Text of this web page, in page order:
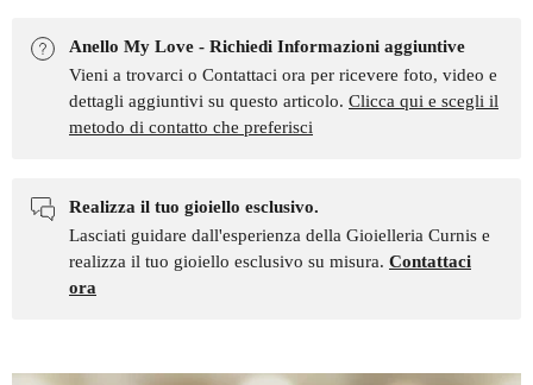
Anello My Love - Richiedi Informazioni aggiuntive
Vieni a trovarci o Contattaci ora per ricevere foto, video e
dettagli aggiuntivi su questo articolo. Clicca qui e scegli il
metodo di contatto che preferisci
Realizza il tuo gioiello esclusivo.
Lasciati guidare dall'esperienza della Gioielleria Curnis e
realizza il tuo gioiello esclusivo su misura. Contattaci
ora